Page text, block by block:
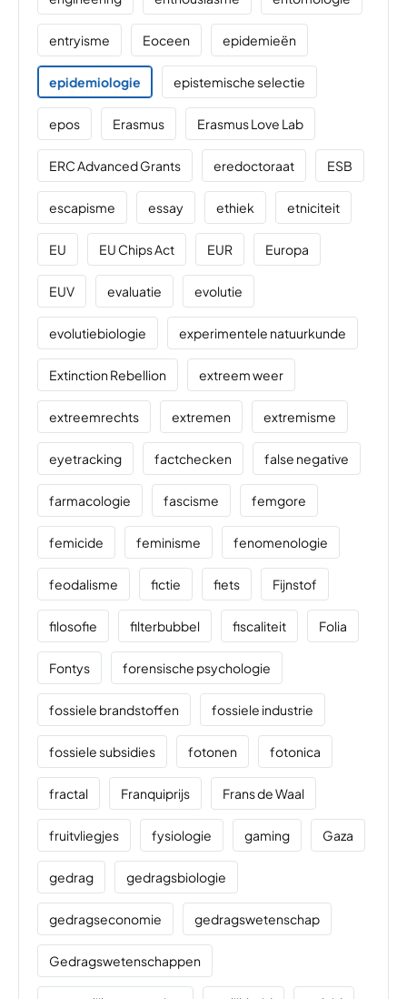
entryisme Eoceen epidemieën
epidemiologie epistemische selectie
epos Erasmus Erasmus Love Lab
ERC Advanced Grants eredoctoraat ESB
escapisme essay ethiek etniciteit
EU EU Chips Act EUR Europa
EUV evaluatie evolutie
evolutiebiologie experimentele natuurkunde
Extinction Rebellion extreem weer
extreemrechts extremen extremisme
eyetracking factchecken false negative
farmacologie fascisme femgore
femicide feminisme fenomenologie
feodalisme fictie fiets Fijnstof
filosofie filterbubbel fiscaliteit Folia
Fontys forensische psychologie
fossiele brandstoffen fossiele industrie
fossiele subsidies fotonen fotonica
fractal Franquiprijs Frans de Waal
fruitvliegjes fysiologie gaming Gaza
gedrag gedragsbiologie
gedragseconomie gedragswetenschap
Gedragswetenschappen